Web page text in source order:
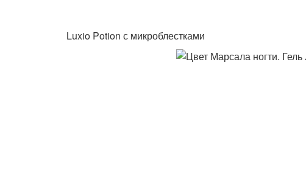
Luxio Potion с микроблестками